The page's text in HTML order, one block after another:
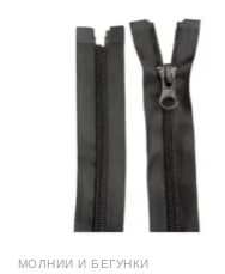
МОЛНИИ И БЕГУНКИ